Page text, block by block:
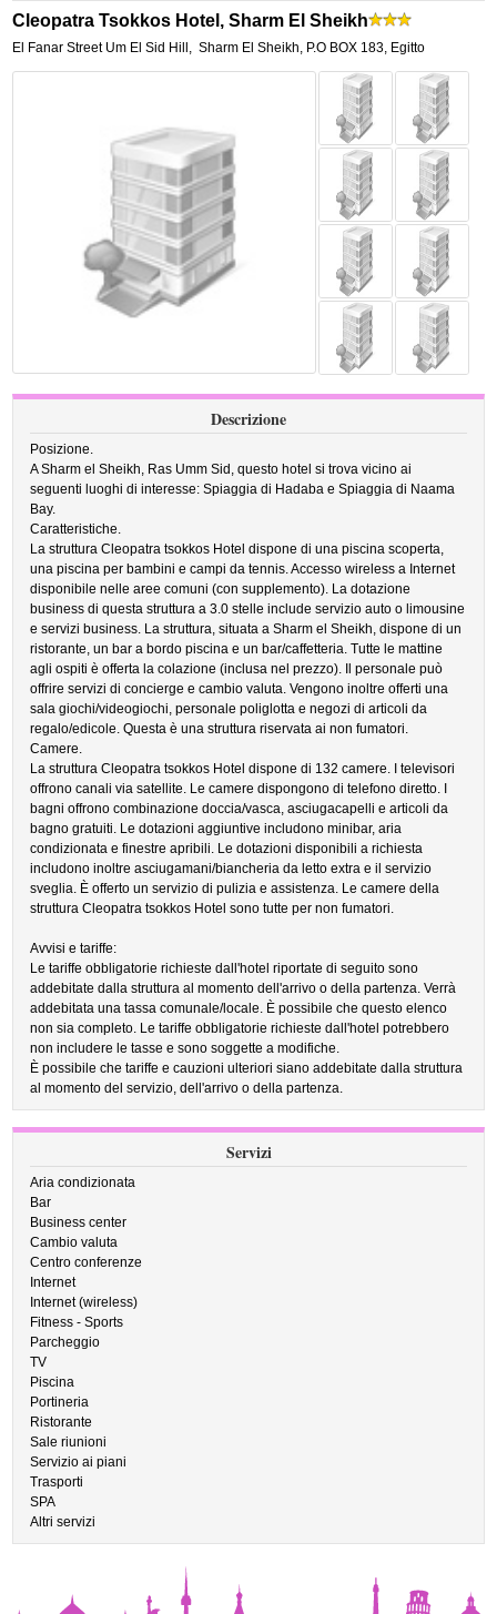
Cleopatra Tsokkos Hotel, Sharm El Sheikh
El Fanar Street Um El Sid Hill , Sharm El Sheikh, P.O BOX 183, Egitto
Descrizione
Posizione.
A Sharm el Sheikh, Ras Umm Sid, questo hotel si trova vicino ai
seguenti luoghi di interesse: Spiaggia di Hadaba e Spiaggia di Naama
Bay.
Caratteristiche.
La struttura Cleopatra tsokkos Hotel dispone di una piscina scoperta,
una piscina per bambini e campi da tennis. Accesso wireless a Internet
disponibile nelle aree comuni (con supplemento). La dotazione
business di questa struttura a 3.0 stelle include servizio auto o limousine
e servizi business. La struttura, situata a Sharm el Sheikh, dispone di un
ristorante, un bar a bordo piscina e un bar/caffetteria. Tutte le mattine
agli ospiti è offerta la colazione (inclusa nel prezzo). Il personale può
offrire servizi di concierge e cambio valuta. Vengono inoltre offerti una
sala giochi/videogiochi, personale poliglotta e negozi di articoli da
regalo/edicole. Questa è una struttura riservata ai non fumatori.
Camere.
La struttura Cleopatra tsokkos Hotel dispone di 132 camere. I televisori
offrono canali via satellite. Le camere dispongono di telefono diretto. I
bagni offrono combinazione doccia/vasca, asciugacapelli e articoli da
bagno gratuiti. Le dotazioni aggiuntive includono minibar, aria
condizionata e finestre apribili. Le dotazioni disponibili a richiesta
includono inoltre asciugamani/biancheria da letto extra e il servizio
sveglia. È offerto un servizio di pulizia e assistenza. Le camere della
struttura Cleopatra tsokkos Hotel sono tutte per non fumatori.
Avvisi e tariffe:
Le tariffe obbligatorie richieste dall'hotel riportate di seguito sono
addebitate dalla struttura al momento dell'arrivo o della partenza. Verrà
addebitata una tassa comunale/locale. È possibile che questo elenco
non sia completo. Le tariffe obbligatorie richieste dall'hotel potrebbero
non includere le tasse e sono soggette a modifiche.
È possibile che tariffe e cauzioni ulteriori siano addebitate dalla struttura
al momento del servizio, dell'arrivo o della partenza.
Servizi
Aria condizionata
Bar
Business center
Cambio valuta
Centro conferenze
Internet
Internet (wireless)
Fitness - Sports
Parcheggio
TV
Piscina
Portineria
Ristorante
Sale riunioni
Servizio ai piani
Trasporti
SPA
Altri servizi